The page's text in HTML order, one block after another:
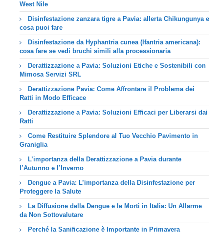
West Nile
Disinfestazione zanzara tigre a Pavia: allerta Chikungunya e
cosa puoi fare
Disinfestazione da Hyphantria cunea (Ifantria americana):
cosa fare se vedi bruchi simili alla processionaria
Derattizzazione a Pavia: Soluzioni Etiche e Sostenibili con
Mimosa Servizi SRL
Derattizzazione Pavia: Come Affrontare il Problema dei
Ratti in Modo Efficace
Derattizzazione a Pavia: Soluzioni Efficaci per Liberarsi dai
Ratti
Come Restituire Splendore al Tuo Vecchio Pavimento in
Graniglia
L’importanza della Derattizzazione a Pavia durante
l’Autunno e l’Inverno
Dengue a Pavia: L’importanza della Disinfestazione per
Proteggere la Salute
La Diffusione della Dengue e le Morti in Italia: Un Allarme
da Non Sottovalutare
Perché la Sanificazione è Importante in Primavera